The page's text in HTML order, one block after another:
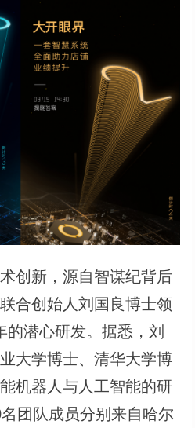
新，源自智谋纪背后
合创始人刘国良博士领
潜心研发。据悉，刘
大学博士、清华大学博
机器人与人工智能的研
团队成员分别来自哈尔